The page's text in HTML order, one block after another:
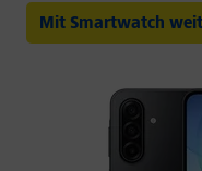
Mit Smartwatch